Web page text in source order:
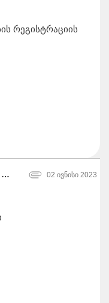
რეგისტრაციის
Kulturis Centri, წალენჯიხის მუნიციპალიტეტის მერია 02 ივნისი 2023